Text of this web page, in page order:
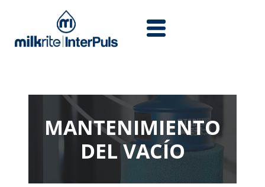
MANTENIMIENTO
DEL VACÍO